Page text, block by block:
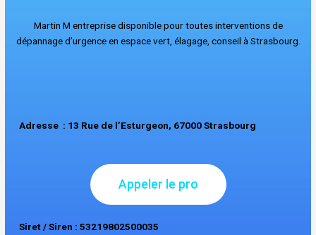
Martin M entreprise disponible pour toutes interventions de
dépannage d’urgence en espace vert, élagage, conseil à Strasbourg.
Adresse : 13 Rue de l’Esturgeon, 67000 Strasbourg
Appeler le pro
Siret / Siren : 53219802500035